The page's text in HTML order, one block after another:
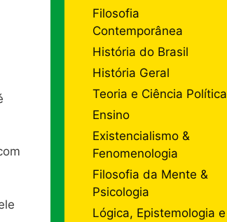
Filosofia
Contemporânea
História do Brasil
História Geral
Teoria e Ciência Política
Ensino
Existencialismo &
Fenomenologia
Filosofia da Mente &
Psicologia
Lógica, Epistemologia e